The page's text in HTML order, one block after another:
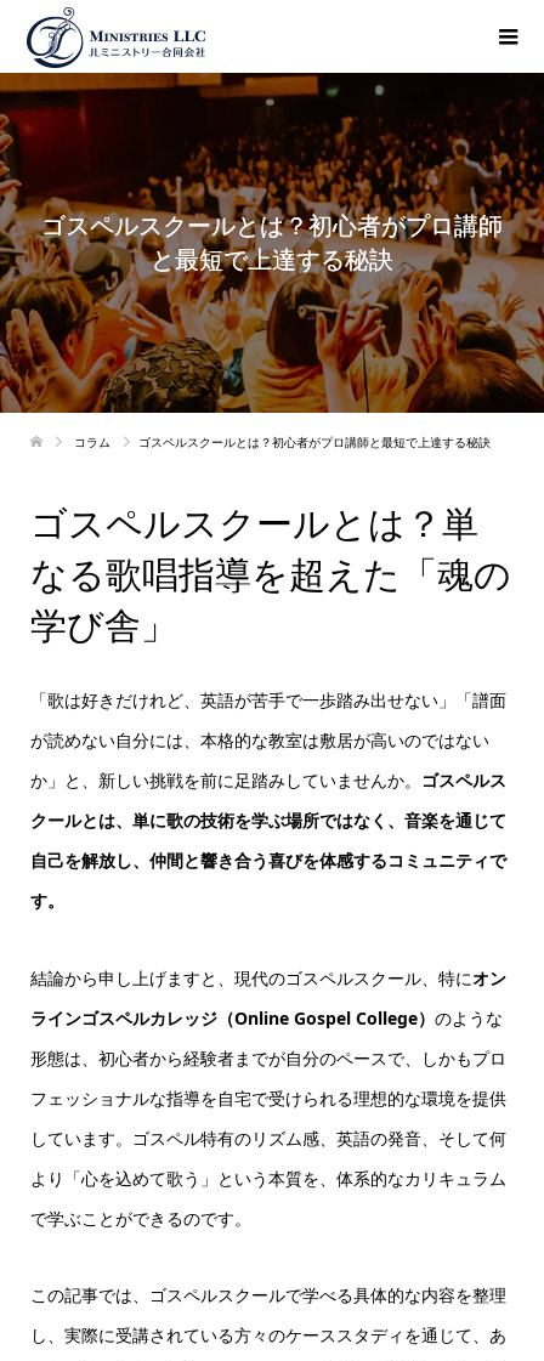
ゴスペルスクールとは？初心者がプロ講師
と最短で上達する秘訣
コラム ゴスペルスクールとは？初心者がプロ講師と最短で上達する秘訣
ゴスペルスクールとは？単
なる歌唱指導を超えた「魂の
学び舎」
「歌は好きだけれど、英語が苦手で一歩踏み出せない」「譜面
が読めない自分には、本格的な教室は敷居が高いのではない
か」と、新しい挑戦を前に足踏みしていませんか。 ゴスペルス
クールとは、単に歌の技術を学ぶ場所ではなく、音楽を通じて
自己を解放し、仲間と響き合う喜びを体感するコミュニティで
す。
結論から申し上げますと、現代のゴスペルスクール、特にオン
ラインゴスペルカレッジ（Online Gospel College） のような
形態は、初心者から経験者までが自分のペースで、しかもプロ
フェッショナルな指導を自宅で受けられる理想的な環境を提供
しています。ゴスペル特有のリズム感、英語の発音、そして何
より「心を込めて歌う」という本質を、体系的なカリキュラム
で学ぶことができるのです。
この記事では、ゴスペルスクールで学べる具体的な内容を整理
し、実際に受講されている方々のケーススタディを通じて、あ